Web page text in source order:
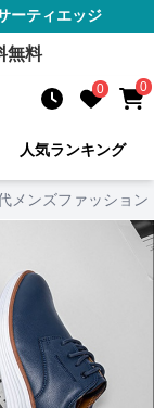
ーティエッジ
無料
0 0
人気ランキング
メンズファッショ